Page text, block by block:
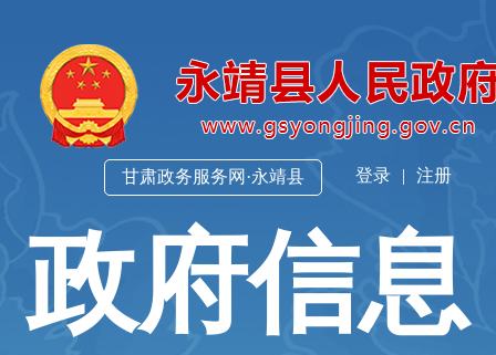
登录 | 注册
甘肃政务服务网·永靖县
政府信息